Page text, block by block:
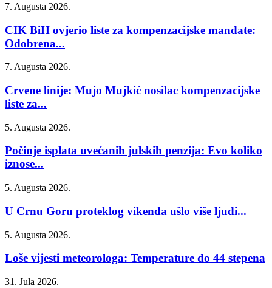
7. Augusta 2026.
CIK BiH ovjerio liste za kompenzacijske mandate:
Odobrena...
7. Augusta 2026.
Crvene linije: Mujo Mujkić nosilac kompenzacijske
liste za...
5. Augusta 2026.
Počinje isplata uvećanih julskih penzija: Evo koliko
iznose...
5. Augusta 2026.
U Crnu Goru proteklog vikenda ušlo više ljudi...
5. Augusta 2026.
Loše vijesti meteorologa: Temperature do 44 stepena
31. Jula 2026.